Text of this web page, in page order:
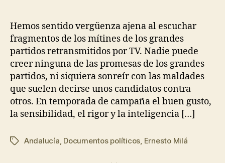
Hemos sentido vergüenza ajena al escuchar
fragmentos de los mítines de los grandes
partidos retransmitidos por TV. Nadie puede
creer ninguna de las promesas de los grandes
partidos, ni siquiera sonreír con las maldades
que suelen decirse unos candidatos contra
otros. En temporada de campaña el buen gusto,
la sensibilidad, el rigor y la inteligencia […]
Andalucía Documentos políticos Ernesto Milá